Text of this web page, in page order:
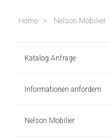
Home Nelson Mobilier
Katalog Anfrage
Informationen anfordern
Nelson Mobilier